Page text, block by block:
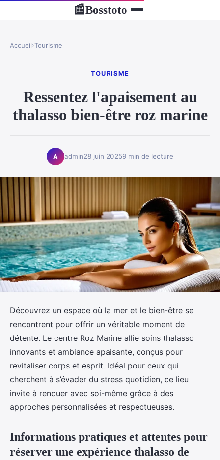
📰Bosstoto
Accueil›Tourisme
TOURISME
Ressentez l'apaisement au
thalasso bien-être roz marine
A admin28 juin 20259 min de lecture
Découvrez un espace où la mer et le bien-être se
rencontrent pour offrir un véritable moment de
détente. Le centre Roz Marine allie soins thalasso
innovants et ambiance apaisante, conçus pour
revitaliser corps et esprit. Idéal pour ceux qui
cherchent à s’évader du stress quotidien, ce lieu
invite à renouer avec soi-même grâce à des
approches personnalisées et respectueuses.
Informations pratiques et attentes pour
réserver une expérience thalasso de